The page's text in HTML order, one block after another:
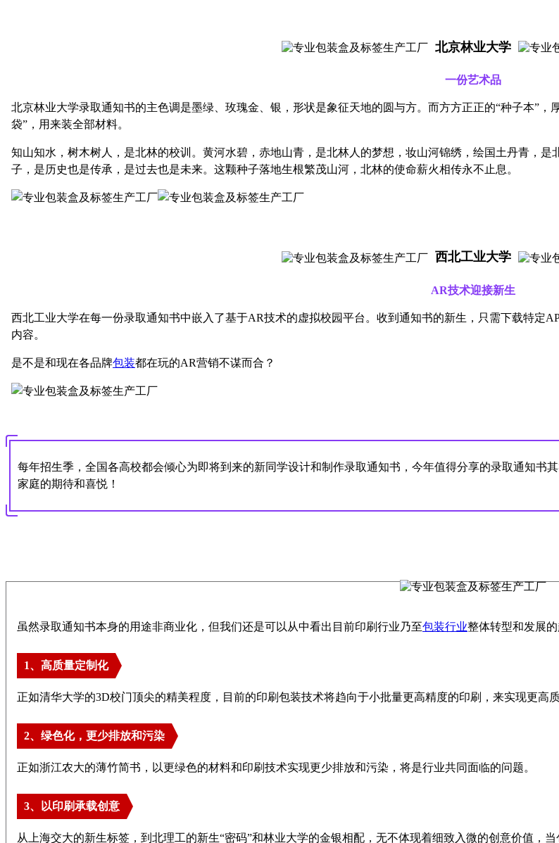
北京林业大学
一份艺术品
北京林业大学录取通知书的主色调是墨绿、玫瑰金、银，形状是象征天地的圆与方。而方方正正的“种子本”，
袋”，用来装全部材料。
知山知水，树木树人，是北林的校训。黄河水碧，赤地山青，是北林人的梦想，妆山河锦绣，绘国土丹青，是
子，是历史也是传承，是过去也是未来。这颗种子落地生根繁茂山河，北林的使命薪火相传永不止息。
西北工业大学
AR技术迎接新生
西北工业大学在每一份录取通知书中嵌入了基于AR技术的虚拟校园平台。收到通知书的新生，只需下载特定
内容。
是不是和现在各品牌包装都在玩的AR营销不谋而合？
每年招生季，全国各高校都会倾心为即将到来的新同学设计和制作录取通知书，今年值得分享的录取通知书
家庭的期待和喜悦！
虽然录取通知书本身的用途非商业化，但我们还是可以从中看出目前印刷行业乃至包装行业整体转型和发展的
1、高质量定制化
正如清华大学的3D校门顶尖的精美程度，目前的印刷包装技术将趋向于小批量更高精度的印刷，来实现更高
2、绿色化，更少排放和污染
正如浙江农大的薄竹简书，以更绿色的材料和印刷技术实现更少排放和污染，将是行业共同面临的问题。
3、以印刷承载创意
从上海交大的新生标签，到北理工的新生“密码”和林业大学的金银相配，无不体现着细致入微的创意价值，